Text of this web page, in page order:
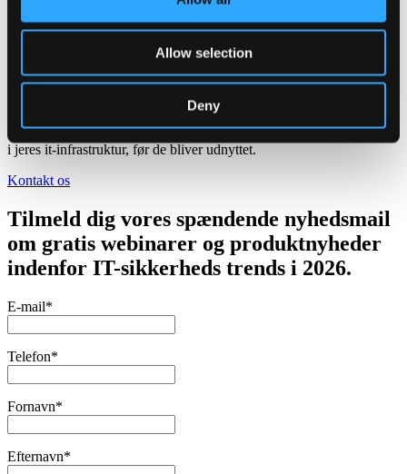
Allow selection
Deny
Har I overblik over, hvor jeres systemer
har åbne sikkerhedshuller lige nu?
Kontakt os for en uforpligtende dialog om, hvordan vores
Sårbarhedsscanning kan identificere og prioritere kritiske svagheder
i jeres it-infrastruktur, før de bliver udnyttet.
Kontakt os
Tilmeld dig vores spændende nyhedsmail
om gratis webinarer og produktnyheder
indenfor IT-sikkerheds trends i 2026.
E-mail*
Telefon*
Fornavn*
Efternavn*